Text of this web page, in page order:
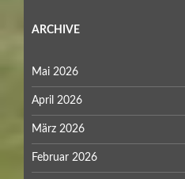
ARCHIVE
Mai 2026
April 2026
März 2026
Februar 2026